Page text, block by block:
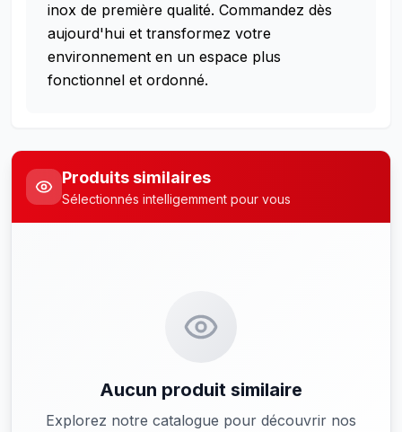
inox de première qualité. Commandez dès
aujourd'hui et transformez votre
environnement en un espace plus
fonctionnel et ordonné.
Produits similaires
Sélectionnés intelligemment pour vous
Aucun produit similaire
Explorez notre catalogue pour découvrir nos